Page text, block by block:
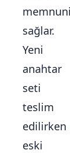
sağlar.
Yeni
anahtar
seti
teslim
edilirken
eski